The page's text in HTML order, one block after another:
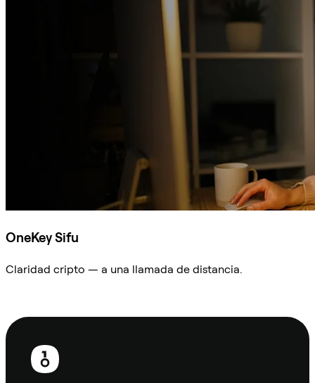
OneKey Sifu
Claridad cripto — a una llamada de distancia.
Pie